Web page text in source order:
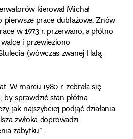
kierował Michał
pierwsze prace dublażowe. Znów
w 1973 r. przerwano, a płótno
i przewieziono
(wówczas zwanej Halą
W marcu 1980 r. zebrała się
sprawdzić stan płótna.
jak najszybciej podjąć działania
zwłoka doprowadzi
zabytku”.